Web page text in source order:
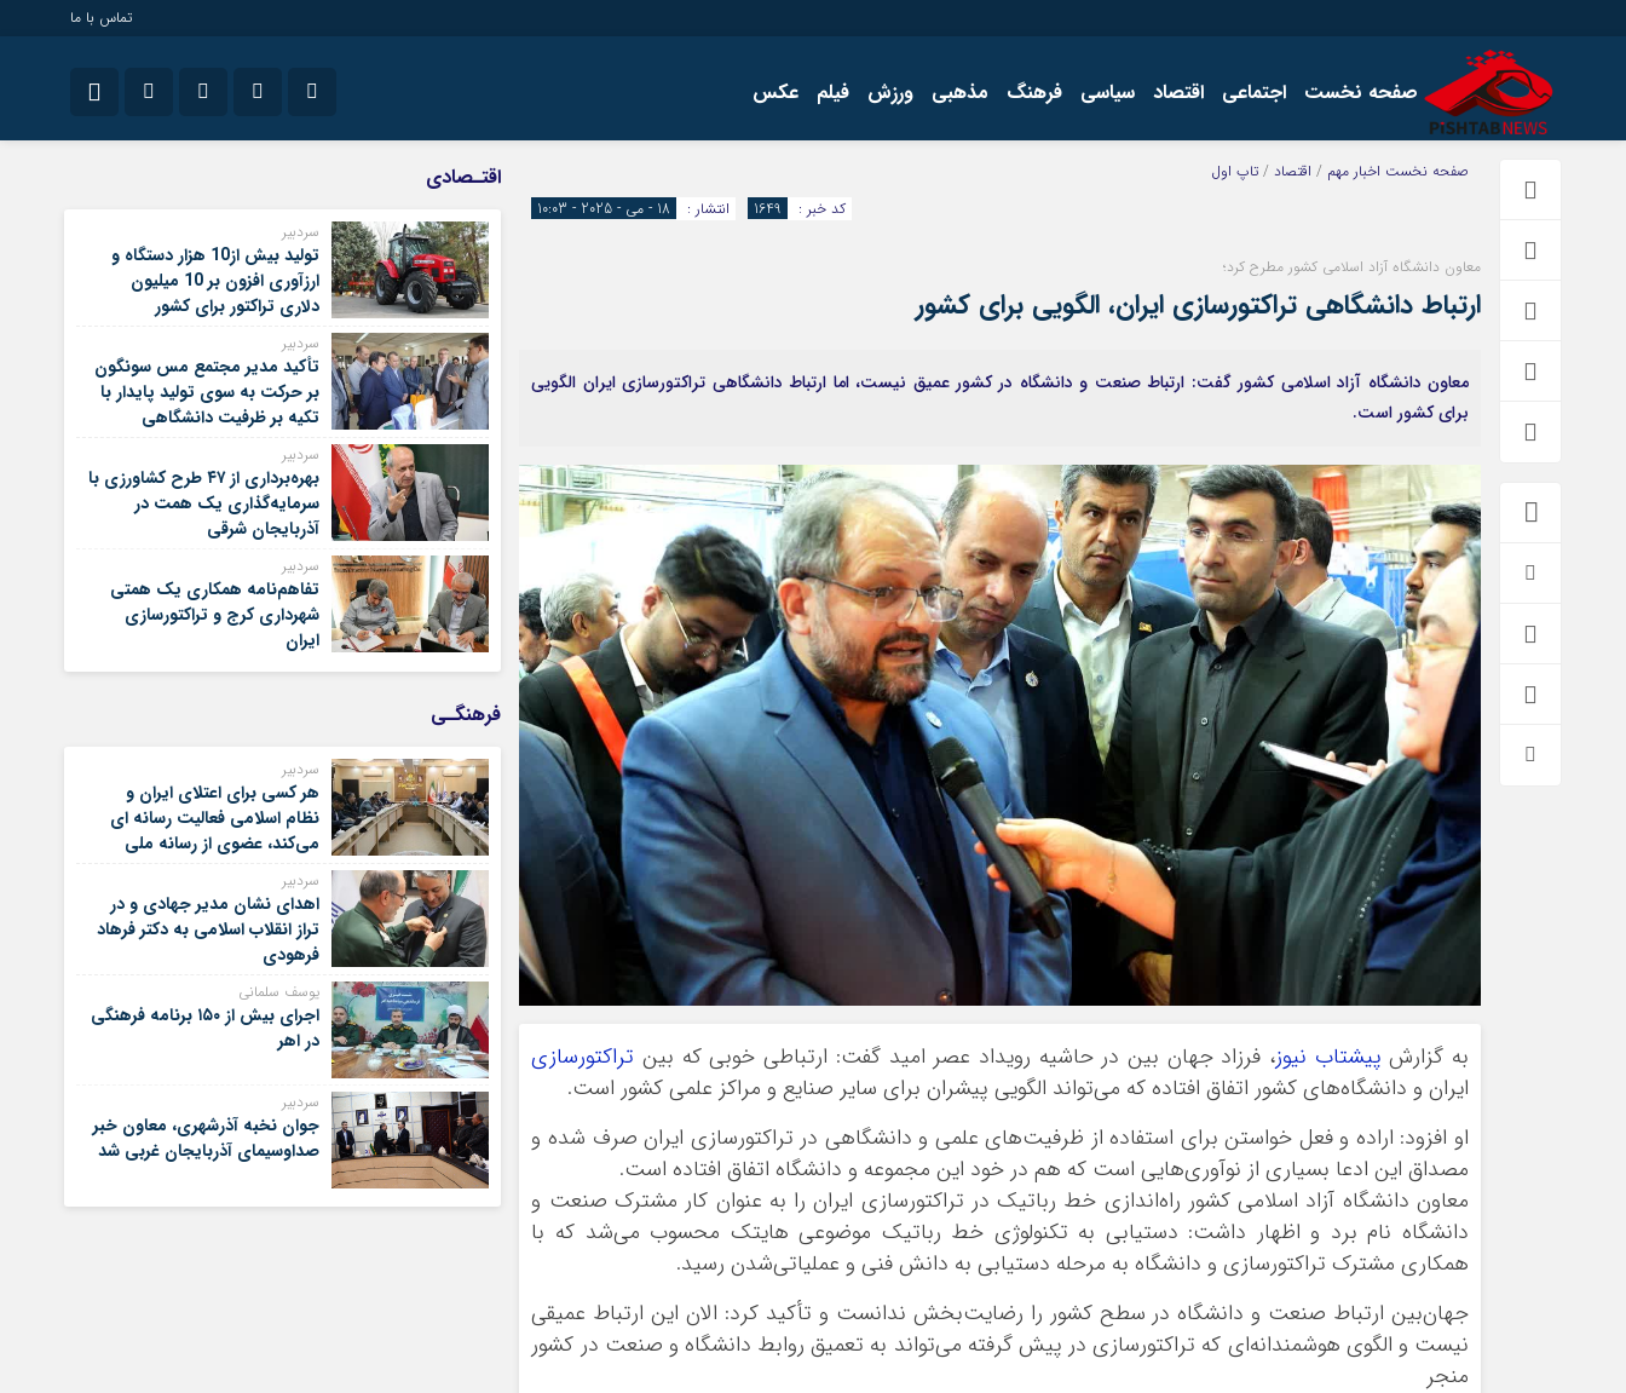
تماس با ما
صفحه نخست اجتماعی اقتصاد سیاسی فرهنگ مذهبی ورزش فیلم عکس
سروش
ایتا
آپارات
نام کاربری یا نشانی ایمیل
رمز عبور
مرا به خاطر بسپار
اجتماعی
اقتصاد
فرهنگ
چند رسانه صفحه نخست اخبار مهم / اقتصاد / تاپ اول
انتشار :
18 - می - 2025 - 10:03 کد خبر : 1649
معاون دانشگاه آزاد اسلامی کشور مطرح کرد؛
ارتباط دانشگاهی تراکتورسازی ایران، الگویی برای کشور
معاون دانشگاه آزاد اسلامی کشور گفت: ارتباط صنعت و دانشگاه در کشور عمیق نیست، اما ارتباط دانشگاهی تراکتورسازی ایران الگویی
برای کشور است.
به گزارش پیشتاب نیوز، فرزاد جهان بین در حاشیه رویداد عصر امید گفت: ارتباطی خوبی که بین تراکتورسازی
ایران و دانشگاه‌های کشور اتفاق افتاده که می‌تواند الگویی پیشران برای سایر صنایع و مراکز علمی کشور است.
او افزود: اراده و فعل خواستن برای استفاده از ظرفیت‌‌های علمی و دانشگاهی در تراکتورسازی ایران صرف شده و
مصداق این ادعا بسیاری از نوآوری‌هایی است که هم در خود این مجموعه و دانشگاه اتفاق افتاده است.
معاون دانشگاه آزاد اسلامی کشور راه‌اندازی خط رباتیک در تراکتورسازی ایران را به‌ عنوان کار مشترک صنعت و
دانشگاه نام برد و اظهار داشت: دستیابی به تکنولوژی خط رباتیک موضوعی هایتک محسوب می‌شد که با
همکاری مشترک تراکتورسازی و دانشگاه به مرحله دستیابی به دانش فنی و عملیاتی‌شدن رسید.
جهان‌بین ارتباط صنعت و دانشگاه در سطح کشور را رضایت‌بخش ندانست و تأکید کرد: الان این ارتباط عمیقی
نیست و الگوی هوشمندانه‌ای که تراکتورسازی در پیش گرفته می‌تواند به تعمیق روابط دانشگاه و صنعت در کشور
منجر
اقتـصادی
سردبیر
تولید بیش از10 هزار دستگاه و
ارزآوری افزون بر 10 میلیون
دلاری تراکتور برای کشور
سردبیر
تأکید مدیر مجتمع مس سونگون
بر حرکت به سوی تولید پایدار با
تکیه بر ظرفیت دانشگاهی
سردبیر
بهره‌برداری از ۴۷ طرح کشاورزی با
سرمایه‌گذاری یک همت در
آذربایجان شرقی
سردبیر
تفاهم‌نامه همکاری یک همتی
شهرداری کرج و تراکتورسازی
ایران
فرهنگـی
سردبیر
هر کسی برای اعتلای ایران و
نظام اسلامی فعالیت رسانه ای
می‌کند، عضوی از رسانه ملی
سردبیر
اهدای نشان مدیر جهادی و در
تراز انقلاب اسلامی به دکتر فرهاد
فرهودی
یوسف سلمانی
اجرای بیش از ۱۵۰ برنامه فرهنگی
در اهر
سردبیر
جوان نخبه آذرشهری، معاون خبر
صداوسیمای آذربایجان غربی شد